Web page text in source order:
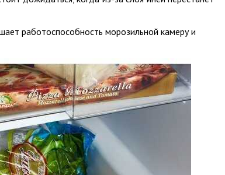
работоспособность морозильной камеру и